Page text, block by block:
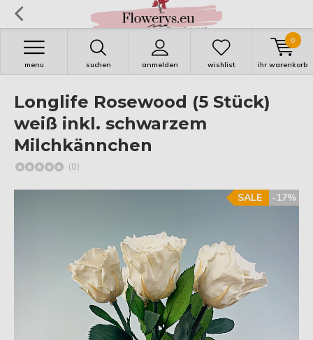
suchen anmelden
menu wishlist ihr warenkorb
0
Longlife Rosewood (5 Stück)
weiß inkl. schwarzem
Milchkännchen
(0)
-17%
SALE